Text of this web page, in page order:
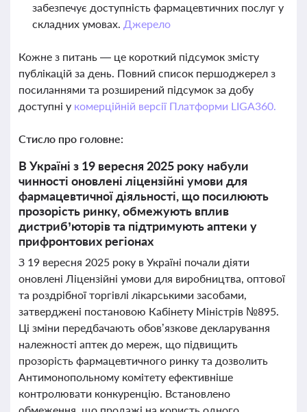
забезпечує доступність фармацевтичних послуг у
складних умовах. Джерело
Кожне з питань — це короткий підсумок змісту
публікацій за день. Повний список першоджерел з
посиланнями та розширений підсумок за добу
доступні у комерційній версії Платформи LIGA360.
Стисло про головне:
В Україні з 19 вересня 2025 року набули
чинності оновлені ліцензійні умови для
фармацевтичної діяльності, що посилюють
прозорість ринку, обмежують вплив
дистриб’юторів та підтримують аптеки у
прифронтових регіонах
З 19 вересня 2025 року в Україні почали діяти
оновлені Ліцензійні умови для виробництва, оптової
та роздрібної торгівлі лікарськими засобами,
затверджені постановою Кабінету Міністрів №895.
Ці зміни передбачають обов’язкове декларування
належності аптек до мереж, що підвищить
прозорість фармацевтичного ринку та дозволить
Антимонопольному комітету ефективніше
контролювати конкуренцію. Встановлено